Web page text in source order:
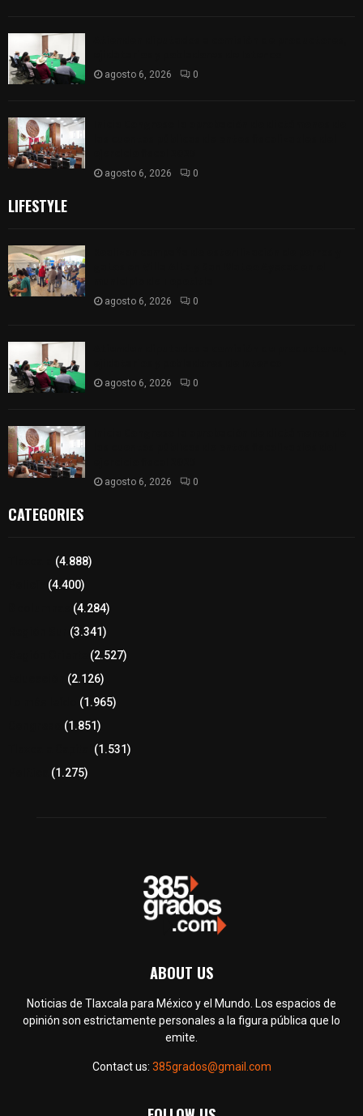
agosto 6, 2026 0
agosto 6, 2026 0
LIFESTYLE
agosto 6, 2026 0
agosto 6, 2026 0
agosto 6, 2026 0
CATEGORIES
(4.888)
(4.400)
(4.284)
(3.341)
(2.527)
(2.126)
(1.965)
(1.851)
(1.531)
(1.275)
ABOUT US
Noticias de Tlaxcala para México y el Mundo. Los espacios de
opinión son estrictamente personales a la figura pública que lo
emite.
Contact us: 385grados@gmail.com